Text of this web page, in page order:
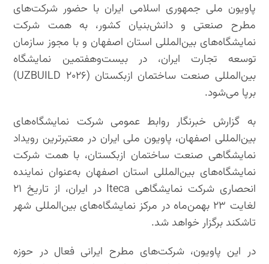
پاویون ملی جمهوری اسلامی ایران با حضور شرکت‌های
مطرح صنعتی و دانش‌بنیان کشور، به همت شرکت
نمایشگاه‌های بین‌المللی استان اصفهان و با مجوز سازمان
توسعه تجارت ایران، در بیست‌وهفتمین نمایشگاه
بین‌المللی صنعت ساختمان ازبکستان (UZBUILD ۲۰۲۶)
برپا می‌شود.
به گزارش خبرنگار روابط عمومی شرکت نمایشگاه‌های
بین‌المللی اصفهان، پاویون ملی ایران در معتبرترین رویداد
نمایشگاهی صنعت ساختمان ازبکستان، با همت شرکت
نمایشگاه‌های بین‌المللی استان اصفهان به‌عنوان نماینده
انحصاری شرکت نمایشگاهی Iteca در ایران، از تاریخ ۲۱
لغایت ۲۳ بهمن‌ماه در مرکز نمایشگاه‌های بین‌المللی شهر
تاشکند برگزار خواهد شد.
در این پاویون، شرکت‌های مطرح ایرانی فعال در حوزه